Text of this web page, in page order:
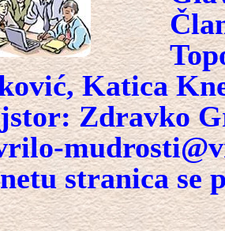
Katica
Zdravko
stranica se